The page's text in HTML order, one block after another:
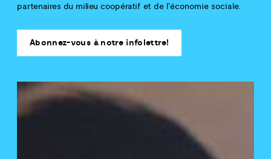
partenaires du milieu coopératif et de l'économie sociale.
Abonnez-vous à notre infolettre!